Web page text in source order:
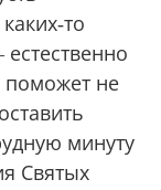
то
поможет не
минуту
Святых